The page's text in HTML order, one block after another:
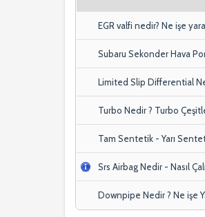
EGR valfi nedir? Ne işe
Subaru Sekonder Hava
Limited Slip Differential
Turbo Nedir ? Turbo
Tam Sentetik - Yarı
Srs Airbag Nedir - Nasıl
Downpipe Nedir ? Ne işe